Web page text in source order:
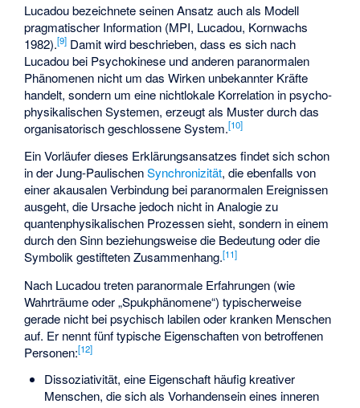
Lucadou bezeichnete seinen Ansatz auch als Modell
pragmatischer Information (MPI, Lucadou, Kornwachs
1982).[9] Damit wird beschrieben, dass es sich nach
Lucadou bei Psychokinese und anderen paranormalen
Phänomenen nicht um das Wirken unbekannter Kräfte
handelt, sondern um eine nichtlokale Korrelation in psycho-
physikalischen Systemen, erzeugt als Muster durch das
organisatorisch geschlossene System.[10]
Ein Vorläufer dieses Erklärungsansatzes findet sich schon
in der Jung-PaulischenSynchronizität, die ebenfalls von
einer akausalen Verbindung bei paranormalen Ereignissen
ausgeht, die Ursache jedoch nicht in Analogie zu
quantenphysikalischen Prozessen sieht, sondern in einem
durch den Sinn beziehungsweise die Bedeutung oder die
Symbolik gestifteten Zusammenhang.[11]
Nach Lucadou treten paranormale Erfahrungen (wie
Wahrträume oder „Spukphänomene“) typischerweise
gerade nicht bei psychisch labilen oder kranken Menschen
auf. Er nennt fünf typische Eigenschaften von betroffenen
Personen:[12]
Dissoziativität, eine Eigenschaft häufig kreativer
Menschen, die sich als Vorhandensein eines inneren